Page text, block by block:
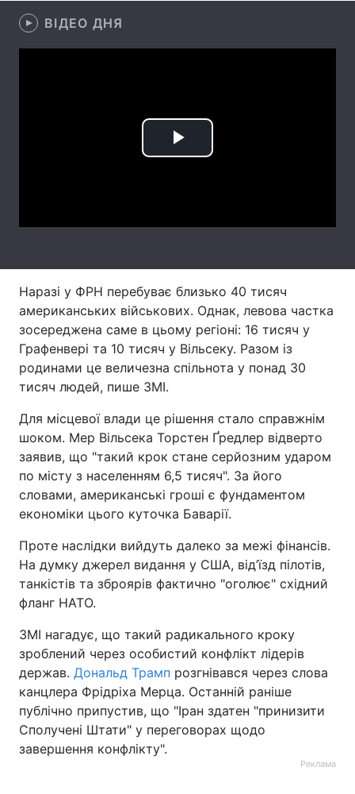
Лонгріди
Думки
Вакансії
Тема оформлення
ВІДЕО ДНЯ
Play
Наразі у ФРН перебуває близько 40 тисяч
американських військових. Однак, левова частка
зосереджена саме в цьому регіоні: 16 тисяч у
Графенвері та 10 тисяч у Вільсеку. Разом із
родинами це величезна спільнота у понад 30
тисяч людей, пише ЗМІ.
Для місцевої влади це рішення стало справжнім
шоком. Мер Вільсека Торстен Ґредлер відверто
заявив, що "такий крок стане серйозним ударом
по місту з населенням 6,5 тисяч". За його
словами, американські гроші є фундаментом
економіки цього куточка Баварії.
Проте наслідки вийдуть далеко за межі фінансів.
На думку джерел видання у США, від’їзд пілотів,
танкістів та зброярів фактично "оголює" східний
фланг НАТО.
ЗМІ нагадує, що такий радикального кроку
зроблений через особистий конфлікт лідерів
держав. Дональд Трамп розгнівався через слова
канцлера Фрідріха Мерца. Останній раніше
публічно припустив, що "Іран здатен "принизити
Сполучені Штати" у переговорах щодо
завершення конфлікту".
Реклама